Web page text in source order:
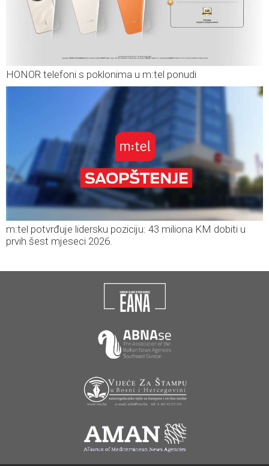
HONOR telefoni s poklonima u m:tel ponudi
m:tel potvrđuje lidersku poziciju: 43 miliona KM dobiti u
prvih šest mjeseci 2026.